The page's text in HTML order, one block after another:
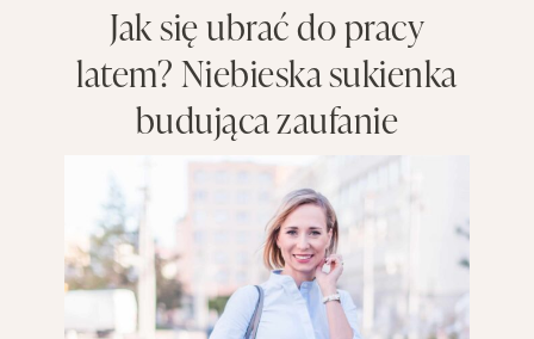
Jak się ubrać do pracy
latem? Niebieska sukienka
budująca zaufanie